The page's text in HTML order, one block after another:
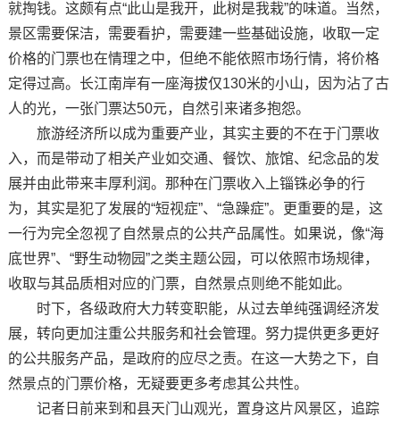
就掏钱。这颇有点“此山是我开，此树是我栽”的味道。当然，
景区需要保洁，需要看护，需要建一些基础设施，收取一定
价格的门票也在情理之中，但绝不能依照市场行情，将价格
定得过高。长江南岸有一座海拔仅130米的小山，因为沾了古
人的光，一张门票达50元，自然引来诸多抱怨。
旅游经济所以成为重要产业，其实主要的不在于门票收
入，而是带动了相关产业如交通、餐饮、旅馆、纪念品的发
展并由此带来丰厚利润。那种在门票收入上锱铢必争的行
为，其实是犯了发展的“短视症”、“急躁症”。更重要的是，这
一行为完全忽视了自然景点的公共产品属性。如果说，像“海
底世界”、“野生动物园”之类主题公园，可以依照市场规律，
收取与其品质相对应的门票，自然景点则绝不能如此。
时下，各级政府大力转变职能，从过去单纯强调经济发
展，转向更加注重公共服务和社会管理。努力提供更多更好
的公共服务产品，是政府的应尽之责。在这一大势之下，自
然景点的门票价格，无疑要更多考虑其公共性。
记者日前来到和县天门山观光，置身这片风景区，追踪